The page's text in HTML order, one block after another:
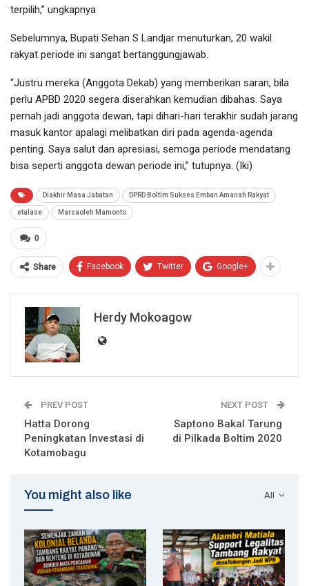
terpilih,” ungkapnya
Sebelumnya, Bupati Sehan S Landjar menuturkan, 20 wakil
rakyat periode ini sangat bertanggungjawab.
“Justru mereka (Anggota Dekab) yang memberikan saran, bila
perlu APBD 2020 segera diserahkan kemudian dibahas. Saya
pernah jadi anggota dewan, tapi dihari-hari terakhir sudah jarang
masuk kantor apalagi melibatkan diri pada agenda-agenda
penting. Saya salut dan apresiasi, semoga periode mendatang
bisa seperti anggota dewan periode ini,” tutupnya. (Iki)
Diakhir Masa Jabatan DPRD Boltim Sukses Emban Amanah Rakyat
etalase Marsaoleh Mamonto
0
Share Facebook Twitter Google+
Herdy Mokoagow
PREV POST
Hatta Dorong
Peningkatan Investasi di
Kotamobagu
NEXT POST
Saptono Bakal Tarung
di Pilkada Boltim 2020
All
You might also like